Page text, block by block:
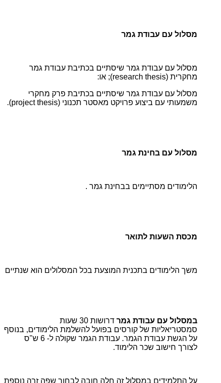
מסלול עם עבודת גמר
מסלול עם עבודת גמר שיסתיים בכתיבת עבודת גמר
מחקרית (research thesis); או:
מסלול עם עבודת גמר שיסתיים בכתיבת פרק מחקרי
משמעותי עם ביצוע פרויקט מאסטר תכנוני (project thesis).
מסלול עם בחינת גמר
הלימודים מסתיימים בבחינת גמר .
מכסת השעות לתואר
משך הלימודים בתכנית המוצעת בכל המסלולים הוא שנתיים
במסלול עם עבודת גמר
דרושות 30 שעות
סמסטריאליות של קורסים בפועל להשלמת הלימודים, בנוסף
על הגשת עבודת הגמר. עבודת הגמר שקולה ל- 6 ש"ס
לצורך חישוב שכר הלימוד.
על התלמידים במסלול זה חלה חובה לבחור שפה זרה נוספת